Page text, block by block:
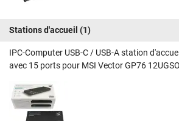
Stations d'accueil (1)
IPC-Computer USB-C / USB-A station
avec 15 ports pour MSI Vector GP76